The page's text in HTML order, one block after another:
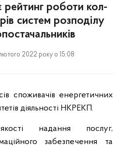
рейтинг роботи кол-
систем розподілу
2022 року о 15:08
споживачів енергетичних
діяльності НКРЕКП.
надання послуг,
забезпечення та